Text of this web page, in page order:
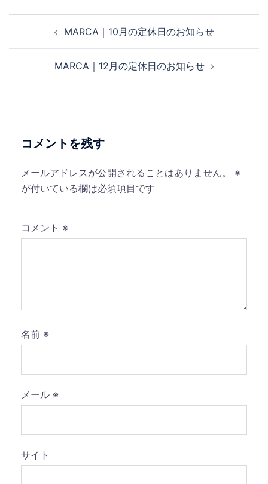
ョ
MARCA｜10月の定休日のお知らせ
MARCA｜12月の定休日のお知らせ
コメントを残す
メールアドレスが公開されることはありません。
※
が付いている欄は必須項目です
コメント ※
名前 ※
メール ※
サイト